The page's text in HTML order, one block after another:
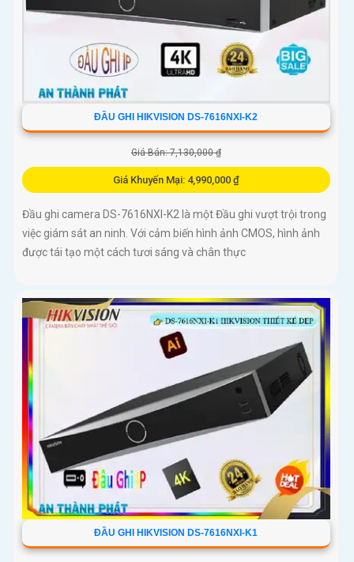
ĐẦU GHI HIKVISION DS-7616NXI-K2
Giá Bán: 7,130,000 ₫
Giá Khuyến Mại: 4,990,000 ₫
Đầu ghi camera DS-7616NXI-K2 là một Đầu ghi vượt trội trong
việc giám sát an ninh. Với cảm biến hình ảnh CMOS, hình ảnh
được tái tạo một cách tươi sáng và chân thực
ĐẦU GHI HIKVISION DS-7616NXI-K1